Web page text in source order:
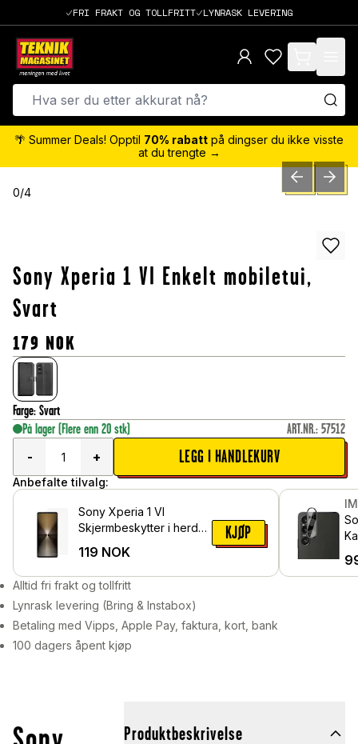
FRI FRAKT OG TOLLFRITT LYNRASK LEVERING
items in cart,
🌴 Summer Deals! Opptil 70% rabatt på dingser du ikke visste
at du trengte →
0/4 PREVIOUSNEXT
Sony Xperia 1 VI Enkelt mobiletui,
Svart
179 NOK
Farge: Svart
På lager (Flere enn 20 stk) ART.NR.: 57512
-
+ LEGG I HANDLEKURV
Anbefalte tilvalg:
Sony Xperia 1 VI
Skjermbeskytter i herdet
119 NOK
KJØP
Alltid fri frakt og tollfritt
Lynrask levering (Bring & Instabox)
Betaling med Vipps, Apple Pay, faktura, kort, bank
100 dagers åpent kjøp
Produktbeskrivelse